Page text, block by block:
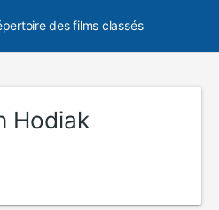
des films classés
Hodiak